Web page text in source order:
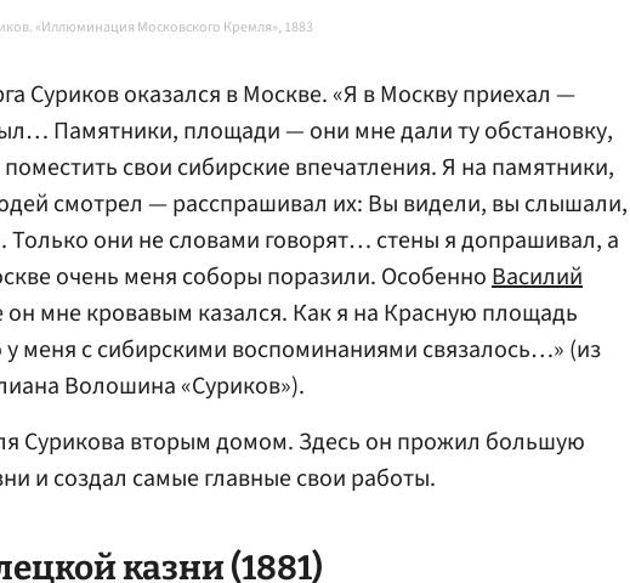
«Иллюминация Московского Кремля», 1883
Суриков оказался в Москве. «Я в Москву приехал —
Памятники, площади — они мне дали ту обстановку,
свои сибирские впечатления. Я на памятники,
смотрел — расспрашивал их: Вы видели, вы слышали,
Только они не словами говорят… стены я допрашивал, а
очень меня соборы поразили. ОсобенноВасилий
он мне кровавым казался. Как я на Красную площадь
у меня с сибирскими воспоминаниями связалось…» (из
Волошина «Суриков»).
Сурикова вторым домом. Здесь он прожил большую
и создал самые главные свои работы.
казни (1881)